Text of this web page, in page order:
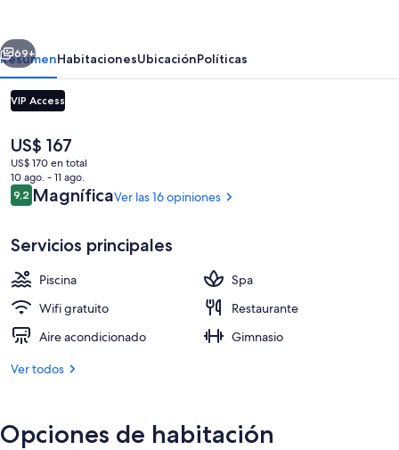
de
La
Boca
Siguiente
69+
ResumenHabitacionesUbicaciónPolíticas
VIP Access
El
precio
actual
es
de
US$ 167
US$ 170 en total
10 ago. - 11 ago.
Opiniones
9,29,2 de 10
MagníficaVer las 16 opiniones
Servicios principales
Piscina
Spa
Wifi gratuito
Restaurante
Aire acondicionado
Gimnasio
Ver todos
Opciones de habitación